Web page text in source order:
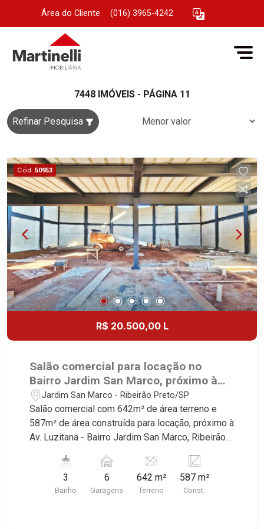
Área do Cliente (016) 3965-4242
7448 IMÓVEIS - PÁGINA 11
Refinar Pesquisa
Cód. 50953
R$ 20.500,00 L
Salão comercial para locação no
Bairro Jardim San Marco, próximo à
Av. Luzitana - Ribeirão Preto/SP.
Jardim San Marco - Ribeirão Preto/SP
Salão comercial com 642m² de área terreno e
587m² de área construída para locação, próximo à
Av. Luzitana - Bairro Jardim San Marco, Ribeirão
imóvel que a Martinelli Imobiliária selecionou
para você: - 642m² de área terreno e 587m² de
área construída - W.C. masculino e feminino - W.C.
3
Banho
6
Garagens
642 m²
Terreno
587 m²
Const.